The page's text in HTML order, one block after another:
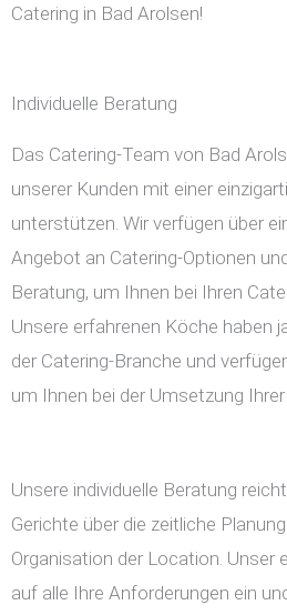
Catering in Bad Arolsen!
Individuelle Beratung
Das Catering-Team von Bad
unserer Kunden mit einer
unterstützen. Wir verfügen über
Angebot an Catering-Optionen
Beratung, um Ihnen bei Ihren
Unsere erfahrenen Köche haben
der Catering-Branche und
um Ihnen bei der Umsetzung
Unsere individuelle Beratung
Gerichte über die zeitliche
Organisation der Location. Unser
auf alle Ihre Anforderungen ein